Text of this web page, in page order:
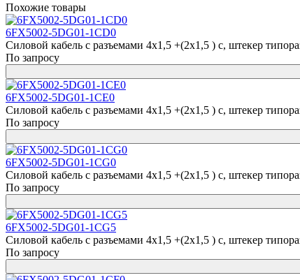
Похожие товары
6FX5002-5DG01-1CD0
Силовой кабель с разъемами 4x1,5 +(2x1,5 ) c, штекер
По запросу
6FX5002-5DG01-1CE0
Силовой кабель с разъемами 4x1,5 +(2x1,5 ) c, штекер
По запросу
6FX5002-5DG01-1CG0
Силовой кабель с разъемами 4x1,5 +(2x1,5 ) c, штекер
По запросу
6FX5002-5DG01-1CG5
Силовой кабель с разъемами 4x1,5 +(2x1,5 ) c, штекер
По запросу